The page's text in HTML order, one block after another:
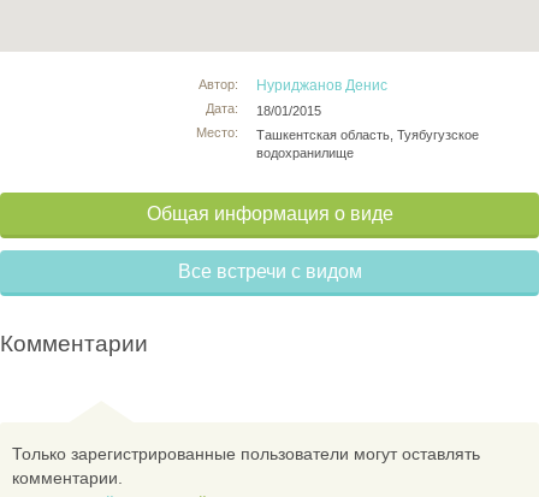
Автор:
Дата:
Место:
Нуриджанов Денис
18/01/2015
Ташкентская область, Туябугузское
водохранилище
Общая информация о виде
Все встречи с видом
Комментарии
Только зарегистрированные пользователи могут оставлять
комментарии.